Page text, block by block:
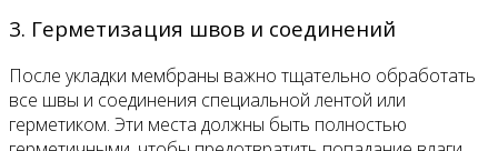
3. Герметизация швов и соединений
После укладки мембраны важно тщательно обработать
все швы и соединения специальной лентой или
герметиком. Эти места должны быть полностью